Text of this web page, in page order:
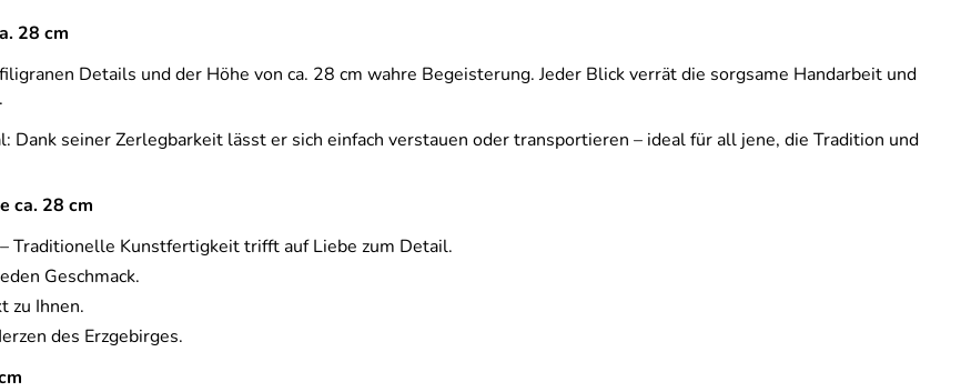
28 cm
Details und der Höhe von ca. 28 cm wahre Begeisterung. Jeder Blick verrät die sorgsame Handarbeit und
seiner Zerlegbarkeit lässt er sich einfach verstauen oder transportieren – ideal für all jene, die Tradition und
ca. 28 cm
– Traditionelle Kunstfertigkeit trifft auf Liebe zum Detail.
Geschmack.
zu Ihnen.
des Erzgebirges.